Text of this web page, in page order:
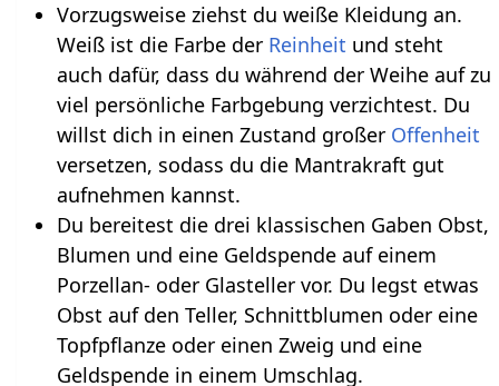
Vorzugsweise ziehst du weiße Kleidung an.
Weiß ist die Farbe der Reinheit und steht
auch dafür, dass du während der Weihe auf zu
viel persönliche Farbgebung verzichtest. Du
willst dich in einen Zustand großer Offenheit
versetzen, sodass du die Mantrakraft gut
aufnehmen kannst.
Du bereitest die drei klassischen Gaben Obst,
Blumen und eine Geldspende auf einem
Porzellan- oder Glasteller vor. Du legst etwas
Obst auf den Teller, Schnittblumen oder eine
Topfpflanze oder einen Zweig und eine
Geldspende in einem Umschlag.